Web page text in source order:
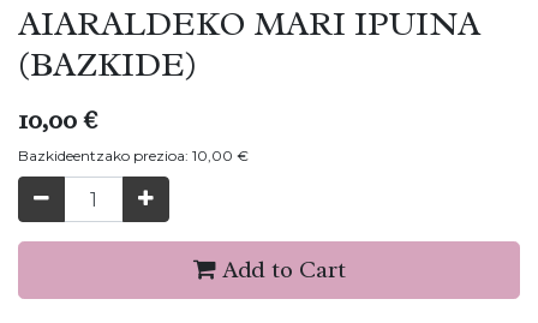
AIARALDEKO MARI IPUINA
(BAZKIDE)
10,00€
Bazkideentzako prezioa: 10,00 €
Add to Cart